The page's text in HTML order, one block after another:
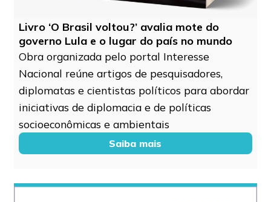
Livro ‘O Brasil voltou?’ avalia mote do
governo Lula e o lugar do país no mundo
Obra organizada pelo portal Interesse
Nacional reúne artigos de pesquisadores,
diplomatas e cientistas políticos para abordar
iniciativas de diplomacia e de políticas
socioeconômicas e ambientais
Saiba mais